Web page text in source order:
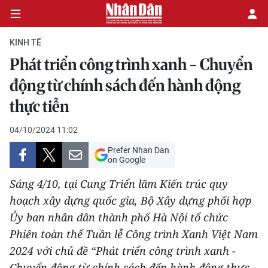
CHÍNH TRỊ
KINH TẾ
VĂN HÓA
XÃ HỘI
PHÁP LUẬT
DU LỊCH
THẾ GIỚI
KINH TẾ
Phát triển công trình xanh - Chuyển
động từ chính sách đến hành động
thực tiễn
04/10/2024 11:02
Prefer Nhan Dan
on Google
Sáng 4/10, tại Cung Triển lãm Kiến trúc quy
hoạch xây dựng quốc gia, Bộ Xây dựng phối hợp
Ủy ban nhân dân thành phố Hà Nội tổ chức
Phiên toàn thể Tuần lễ Công trình Xanh Việt Nam
2024 với chủ đề “Phát triển công trình xanh -